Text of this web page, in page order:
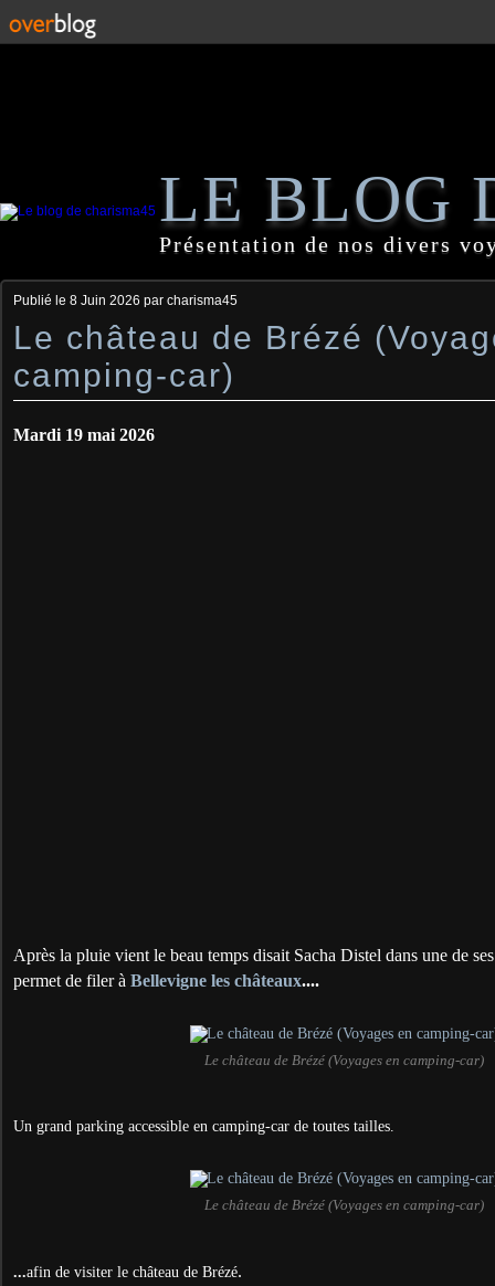
LE BLOG
Présentation de nos divers
Publié le 8 Juin 2026 par charisma45
Le château de Brézé
camping-car)
Mardi 19 mai 2026
Après la pluie vient le beau temps disait Sacha Distel dans une de
permet de filer à Bellevigne les châteaux....
Le château de Brézé (Voyages en camping-car)
Un grand parking accessible en camping-car de toutes tailles.
Le château de Brézé (Voyages en camping-car)
...afin de visiter le château de Brézé.